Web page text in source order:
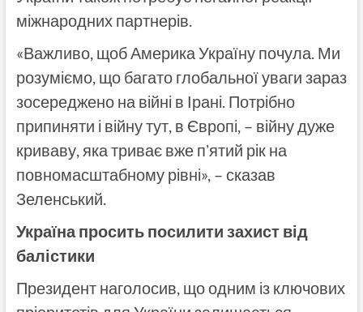
міжнародних партнерів.
«Важливо, щоб Америка Україну почула. Ми
розуміємо, що багато глобальної уваги зараз
зосереджено на війні в Ірані. Потрібно
припиняти і війну тут, в Європі, – війну дуже
криваву, яка триває вже пʼятий рік на
повномасштабному рівні», – сказав
Зеленський.
Україна просить посилити захист від
балістики
Президент наголосив, що одним із ключових